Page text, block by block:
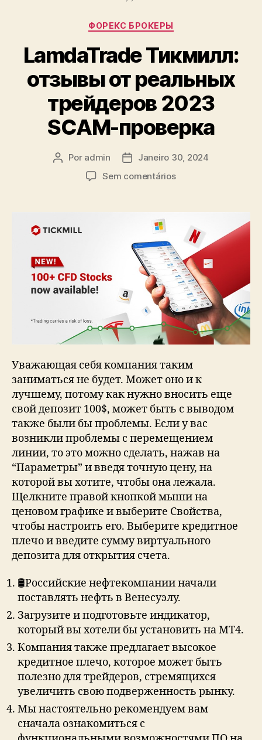
ФОРЕКС БРОКЕРЫ
LamdaTrade Тикмилл:
отзывы от реальных
трейдеров 2023
SCAM-проверка
Por admin
Janeiro 30, 2024
Sem comentários
Уважающая себя компания таким
заниматься не будет. Может оно и к
лучшему, потому как нужно вносить еще
свой депозит 100$, может быть с выводом
также были бы проблемы. Если у вас
возникли проблемы с перемещением
линии, то это можно сделать, нажав на
“Параметры” и введя точную цену, на
которой вы хотите, чтобы она лежала.
Щелкните правой кнопкой мыши на
ценовом графике и выберите Свойства,
чтобы настроить его. Выберите кредитное
плечо и введите сумму виртуального
депозита для открытия счета.
🛢Российские нефтекомпании начали
поставлять нефть в Венесуэлу.
Загрузите и подготовьте индикатор,
который вы хотели бы установить на MT4.
Компания также предлагает высокое
кредитное плечо, которое может быть
полезно для трейдеров, стремящихся
увеличить свою подверженность рынку.
Мы настоятельно рекомендуем вам
сначала ознакомиться с